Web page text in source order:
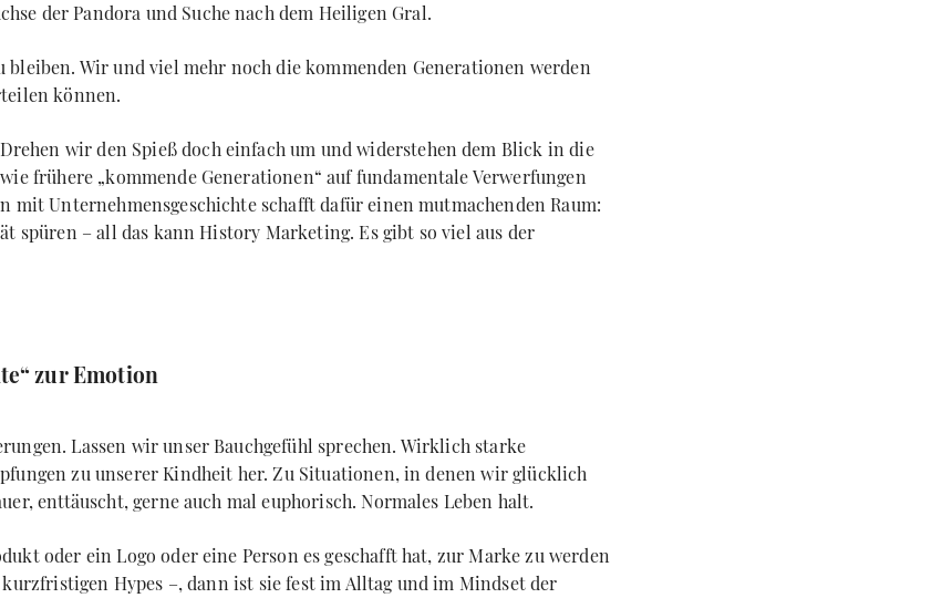
der Pandora und Suche nach dem Heiligen Gral.
bleiben. Wir und viel mehr noch die kommenden Generationen werden
können.
wir den Spieß doch einfach um und widerstehen dem Blick in die
frühere „kommende Generationen“ auf fundamentale Verwerfungen
mit Unternehmensgeschichte schafft dafür einen mutmachenden Raum:
spüren – all das kann History Marketing. Es gibt so viel aus der
zur Emotion
Lassen wir unser Bauchgefühl sprechen. Wirklich starke
zu unserer Kindheit her. Zu Situationen, in denen wir glücklich
enttäuscht, gerne auch mal euphorisch. Normales Leben halt.
oder ein Logo oder eine Person es geschafft hat, zur Marke zu werden
Hypes –, dann ist sie fest im Alltag und im Mindset der